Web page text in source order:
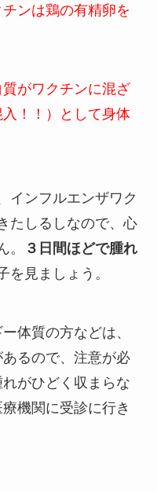
ンは鶏の有精卵を
がワクチンに混ざ
！！）として身体
インフルエンザワク
たしるしなので、心
。
３日間ほどで腫れ
を見ましょう。
体質の方などは、
るので、注意が必
がひどく収まらな
機関に受診に行き